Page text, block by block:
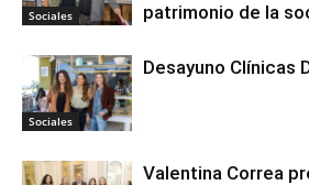
Sociales
patrimonio de la
Sociales
Desayuno Clínicas
Valentina Correa